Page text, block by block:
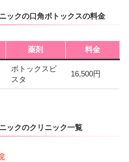
ックの口角ボトックスの料金
薬剤 料金
ボトックスビ
スタ
16,500円
ックのクリニック一覧